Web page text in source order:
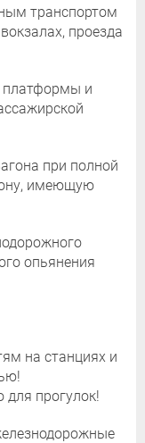
транспортом
проезда
платформы и
при полной
имеющую
опьянения
на станциях и
прогулок!